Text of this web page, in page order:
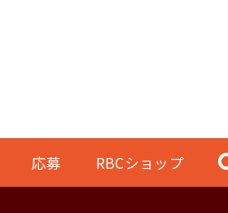
応募 RBCショップ